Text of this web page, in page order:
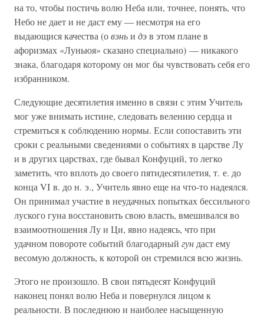
на то, чтобы постичь волю Неба или, точнее, понять, что
Небо не дает и не даст ему — несмотря на его
выдающися качества (овэньи дэв этом плане в
афоризмах «Луньюя» сказано специально) — никакого
знака, благодаря которому он мог бы чувствовать себя его
избранником.
Следующие десятилетия именно в связи с этим Учитель
мог уже внимать истине, следовать велению сердца и
стремиться к соблюдению нормы. Если сопоставить эти
сроки с реальными сведениями о событиях в царстве Лу
и в других царствах, где бывал Конфуций, то легко
заметить, что вплоть до своего пятидесятилетия, т. е. до
конца VI в. до н. э., Учитель явно еще на что-то надеялся.
Он принимал участие в неудачных попытках бессильного
луского гуна восстановить свою власть, вмешивался во
взаимоотношения Лу и Ци, явно надеясь, что при
удачном повороте событий благодарный гун даст ему
весомую должность, к которой он стремился всю жизнь.
Этого не произошло. В свои пятьдесят Конфуций
наконец понял волю Неба и повернулся лицом к
реальности. В последнюю и наиболее насыщенную